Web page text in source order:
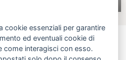
cookie essenziali per garantire
ed eventuali cookie di
come interagisci con esso.